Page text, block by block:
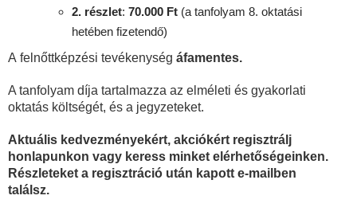
2. részlet: 70.000 Ft (a tanfolyam 8. oktatási
hetében fizetendő)
A felnőttképzési tevékenység áfamentes.
A tanfolyam díja tartalmazza az elméleti és gyakorlati
oktatás költségét, és a jegyzeteket.
Aktuális kedvezményekért, akciókért regisztrálj
honlapunkon vagy keress minket elérhetőségeinken.
Részleteket a regisztráció után kapott e-mailben
találsz.